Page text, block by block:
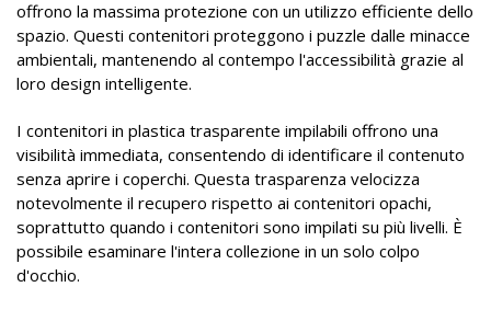
offrono la massima protezione con un utilizzo efficiente dello
spazio. Questi contenitori proteggono i puzzle dalle minacce
ambientali, mantenendo al contempo l'accessibilità grazie al
loro design intelligente.
I contenitori in plastica trasparente impilabili offrono una
visibilità immediata, consentendo di identificare il contenuto
senza aprire i coperchi. Questa trasparenza velocizza
notevolmente il recupero rispetto ai contenitori opachi,
soprattutto quando i contenitori sono impilati su più livelli. È
possibile esaminare l'intera collezione in un solo colpo
d'occhio.